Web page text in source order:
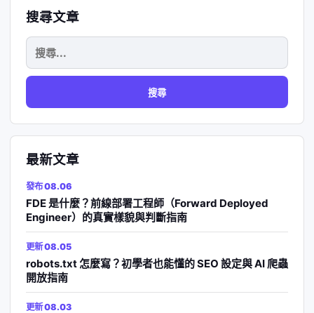
搜尋文章
搜
尋
關
最新文章
發布 08.06
FDE 是什麼？前線部署工程師（Forward Deployed
Engineer）的真實樣貌與判斷指南
更新 08.05
robots.txt 怎麼寫？初學者也能懂的 SEO 設定與 AI 爬蟲
開放指南
更新 08.03